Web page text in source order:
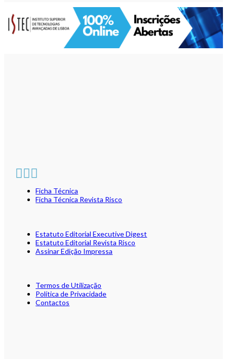
Ficha Técnica
Ficha Técnica Revista Risco
Estatuto Editorial Executive Digest
Estatuto Editorial Revista Risco
Assinar Edição Impressa
Termos de Utilização
Política de Privacidade
Contactos